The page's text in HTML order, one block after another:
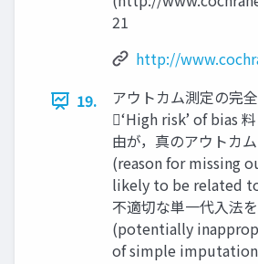
21
http://
19.
アウトカム測定の完
‘High risk’ of bias
由が，真のアウトカ
(reason for missing
likely to be related
不適切な単一代⼊法
(potentially
of simple